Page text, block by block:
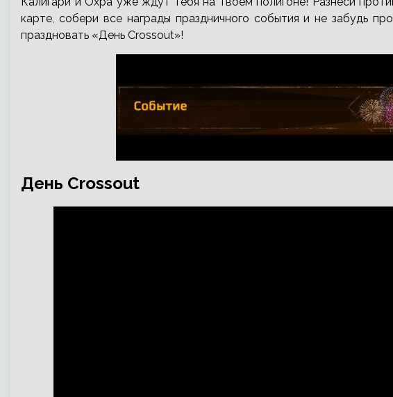
карте, собери все награды праздничного события и не забудь
праздновать «День Crossout»!
День Crossout